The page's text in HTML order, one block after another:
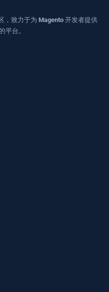
，致力于为 Magento 开发者提供
平台。